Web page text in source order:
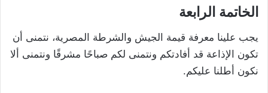
الخاتمة الرابعة
يجب علينا معرفة قيمة الجيش والشرطة المصرية، نتمنى أن
تكون الإذاعة قد أفادتكم ونتمنى لكم صباحًا مشرقًا ونتمنى ألا
نكون أطلنا عليكم.